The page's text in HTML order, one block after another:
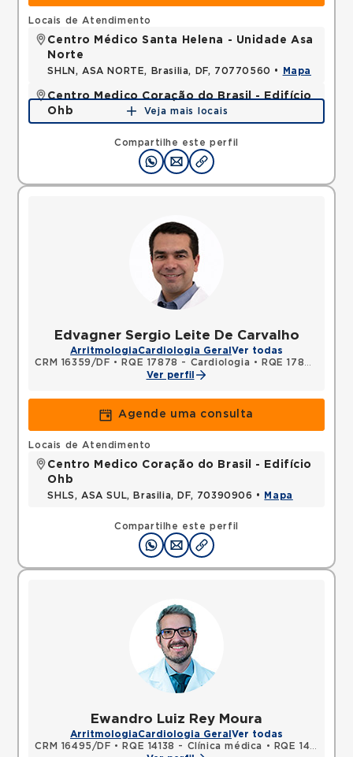
Compartilhe este perfil
Locais de Atendimento
Centro Médico Santa Helena - Unidade Asa
Norte
SHLN, ASA NORTE, Brasilia, DF, 70770560 • Mapa
Centro Medico Coração do Brasil - Edifício
Ohb
SHLS, ASA SUL, Brasilia, DF, 70390906 •Mapa
Veja mais locais
Edvagner Sergio Leite De Carvalho
ArritmologiaCardiologia Geral Ver todas
CRM 16359/DF • RQE 17878 - Cardiologia •
RQE 17879 - Clínica médica
Ver perfil
Agende uma consulta
Compartilhe este perfil
Locais de Atendimento
Centro Medico Coração do Brasil - Edifício
Ohb
SHLS, ASA SUL, Brasilia, DF, 70390906 • Mapa
Ewandro Luiz Rey Moura
ArritmologiaCardiologia Geral Ver todas
CRM 16495/DF • RQE 14138 - Clínica médica •
RQE 14139 - Cardiologia